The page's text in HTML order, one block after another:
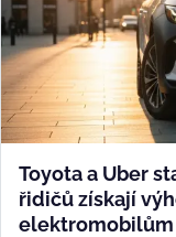
Toyota a Uber
řidičů získají
elektromobilům